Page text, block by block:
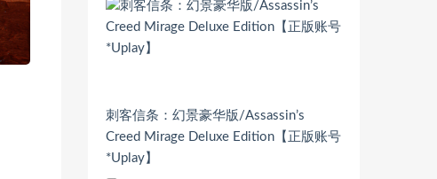
刺客信条：幻景豪华版/Assassin’s
Creed Mirage Deluxe Edition【正版账号
*Uplay】